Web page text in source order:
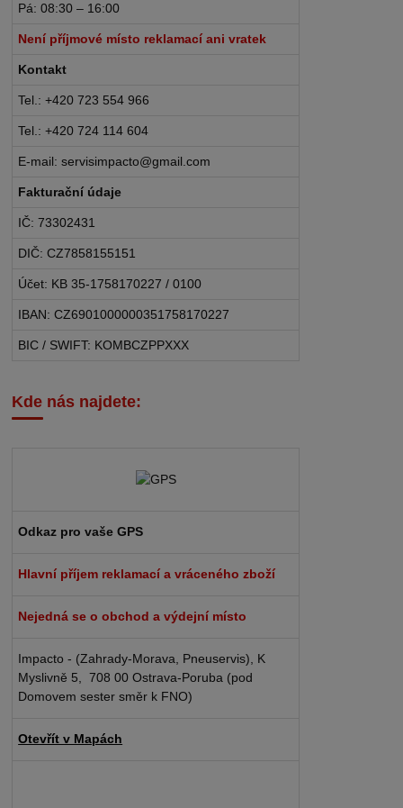
Pá: 08:30 – 16:00
Není příjmové místo reklamací ani vratek
Kontakt
Tel.: +420 723 554 966
Tel.: +420 724 114 604
E-mail: servisimpacto@gmail.com
Fakturační údaje
IČ: 73302431
DIČ: CZ7858155151
Účet: KB 35-1758170227 / 0100
IBAN: CZ6901000000351758170227
BIC / SWIFT: KOMBCZPPXXX
Kde nás najdete:
Odkaz pro vaše GPS
Hlavní příjem reklamací a vráceného zboží
Nejedná se o obchod a výdejní místo
Impacto - (Zahrady-Morava, Pneuservis), K
Myslivně 5, 708 00 Ostrava-Poruba (pod
Domovem sester směr k FNO)
Otevřít v Mapách